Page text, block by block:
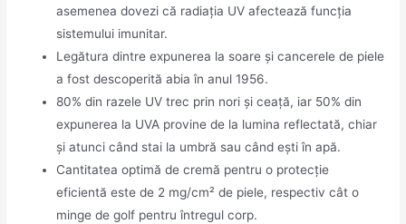
asemenea dovezi că radiaţia UV afectează funcția
sistemului imunitar.
Legătura dintre expunerea la soare şi cancerele de piele
a fost descoperită abia în anul 1956.
80% din razele UV trec prin nori și ceață, iar 50% din
expunerea la UVA provine de la lumina reflectată, chiar
și atunci când stai la umbră sau când ești în apă.
Cantitatea optimă de cremă pentru o protecție
eficientă este de 2 mg/cm² de piele, respectiv cât o
minge de golf pentru întregul corp.